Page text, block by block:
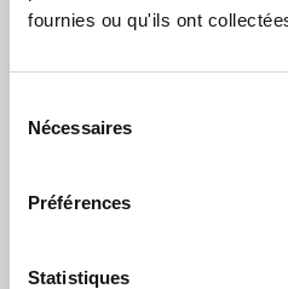
fournies ou qu'ils ont
Nécessaires
Préférences
Statistiques
Indice d'émission de gaz à